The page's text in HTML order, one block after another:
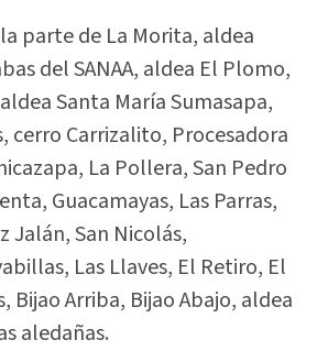
parte de La Morita, aldea
del SANAA, aldea El Plomo,
Santa María Sumasapa,
cerro Carrizalito, Procesadora
La Pollera, San Pedro
Guacamayas, Las Parras,
Jalán, San Nicolás,
Las Llaves, El Retiro, El
Bijao Arriba, Bijao Abajo, aldea
aledañas.